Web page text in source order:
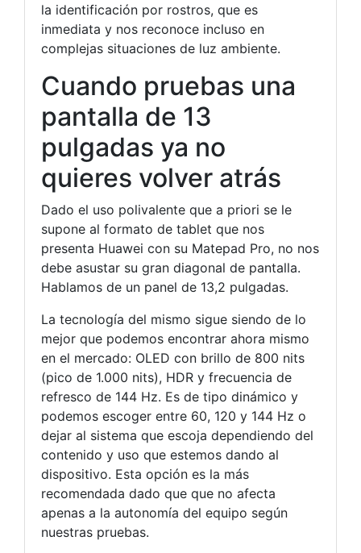
la identificación por rostros, que es
inmediata y nos reconoce incluso en
complejas situaciones de luz ambiente.
Cuando pruebas una
pantalla de 13
pulgadas ya no
quieres volver atrás
Dado el uso polivalente que a priori se le
supone al formato de tablet que nos
presenta Huawei con su Matepad Pro, no nos
debe asustar su gran diagonal de pantalla.
Hablamos de un panel de 13,2 pulgadas.
La tecnología del mismo sigue siendo de lo
mejor que podemos encontrar ahora mismo
en el mercado: OLED con brillo de 800 nits
(pico de 1.000 nits), HDR y frecuencia de
refresco de 144 Hz. Es de tipo dinámico y
podemos escoger entre 60, 120 y 144 Hz o
dejar al sistema que escoja dependiendo del
contenido y uso que estemos dando al
dispositivo. Esta opción es la más
recomendada dado que que no afecta
apenas a la autonomía del equipo según
nuestras pruebas.